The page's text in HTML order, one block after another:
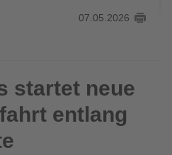
07.05.2026
entlang Italiens
startet neue
entlang